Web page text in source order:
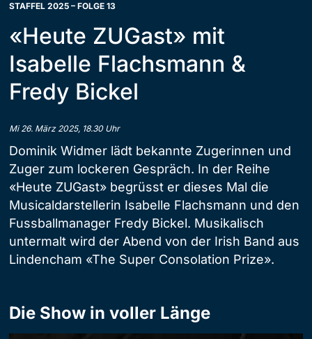
STAFFEL 2025 – FOLGE 13
«Heute ZUGast» mit
Isabelle Flachsmann &
Fredy Bickel
Mi 26. März 2025, 18.30 Uhr
Dominik Widmer lädt bekannte Zugerinnen und
Zuger zum lockeren Gespräch. In der Reihe
«Heute ZUGast» begrüsst er dieses Mal die
Musicaldarstellerin Isabelle Flachsmann und den
Fussballmanager Fredy Bickel. Musikalisch
untermalt wird der Abend von der Irish Band aus
Lindencham «The Super Consolation Prize».
Die Show in voller Länge